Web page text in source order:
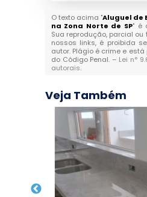
O texto acima "Aluguel de
na Zona Norte de SP" é
Sua reprodução, parcial
nossos links, é proibida
autor. Plágio é crime e
do Código Penal. – Lei n°
autorais.
Veja Também